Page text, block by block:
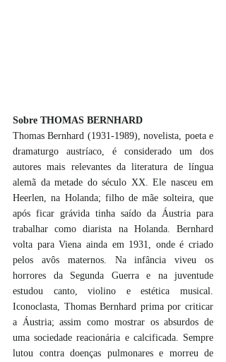
Sobre THOMAS BERNHARD
Thomas Bernhard (1931-1989), novelista, poeta e
dramaturgo austríaco, é considerado um dos
autores mais relevantes da literatura de língua
alemã da metade do século XX. Ele nasceu em
Heerlen, na Holanda; filho de mãe solteira, que
após ficar grávida tinha saído da Áustria para
trabalhar como diarista na Holanda. Bernhard
volta para Viena ainda em 1931, onde é criado
pelos avôs maternos. Na infância viveu os
horrores da Segunda Guerra e na juventude
estudou canto, violino e estética musical.
Iconoclasta, Thomas Bernhard prima por criticar
a Áustria; assim como mostrar os absurdos de
uma sociedade reacionária e calcificada. Sempre
lutou contra doenças pulmonares e morreu de